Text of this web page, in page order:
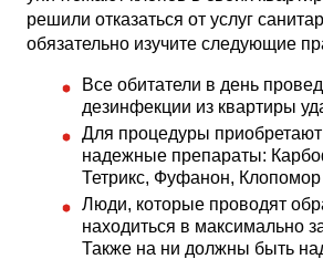
решили отказаться от услуг
обязательно изучите следующие
Все обитатели в день
дезинфекции из квартиры
Для процедуры
надежные препараты:
Тетрикс, Фуфанон,
Люди, которые проводят
находиться в максимально
Также на ни должны быть